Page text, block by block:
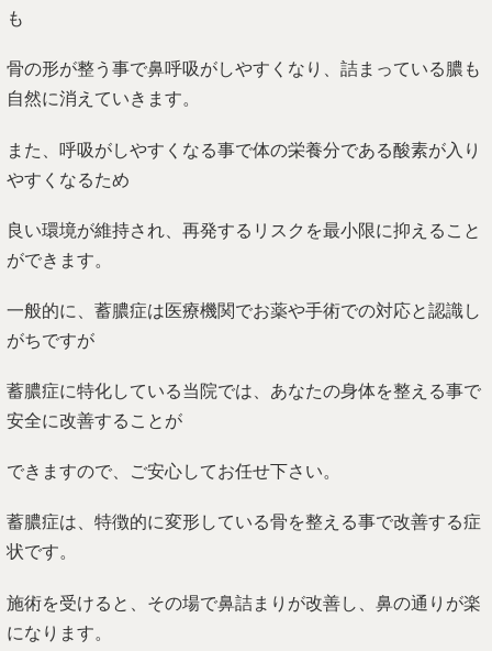
も
骨の形が整う事で鼻呼吸がしやすくなり、詰まっている膿も
自然に消えていきます。
また、呼吸がしやすくなる事で体の栄養分である酸素が入り
やすくなるため
良い環境が維持され、再発するリスクを最小限に抑えること
ができます。
一般的に、蓄膿症は医療機関でお薬や手術での対応と認識し
がちですが
蓄膿症に特化している当院では、あなたの身体を整える事で
安全に改善することが
できますので、ご安心してお任せ下さい。
蓄膿症は、特徴的に変形している骨を整える事で改善する症
状です。
施術を受けると、その場で鼻詰まりが改善し、鼻の通りが楽
になります。